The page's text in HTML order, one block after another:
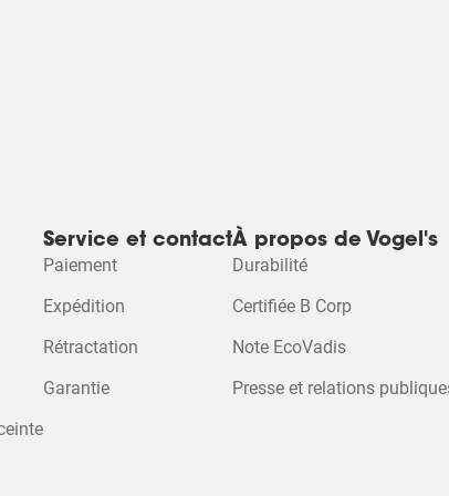
Service et contact
Paiement
Expédition
Rétractation
Garantie
À propos de Vogel's
Durabilité
Certifiée B Corp
Note EcoVadis
Presse et relations